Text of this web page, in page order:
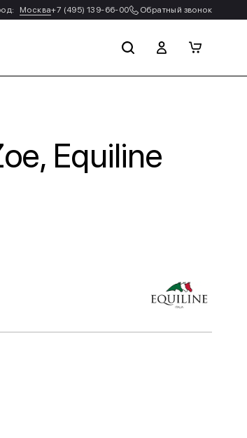
Москва+7 (495) 139-66-00 Обратный звонок
Equiline